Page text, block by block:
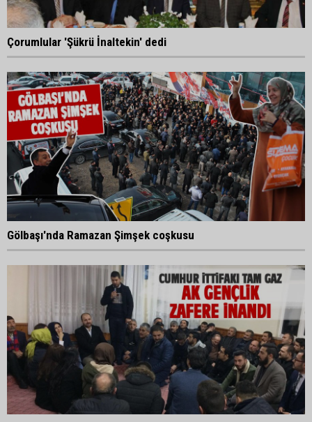
Çorumlular 'Şükrü İnaltekin' dedi
Gölbaşı'nda Ramazan Şimşek coşkusu